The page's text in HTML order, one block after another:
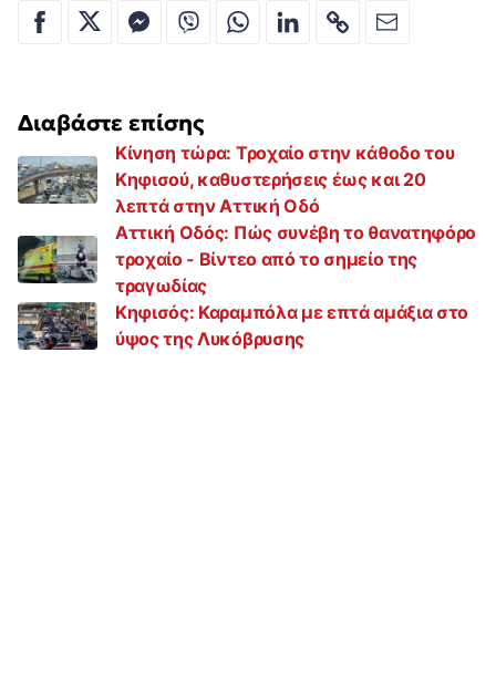
Διαβάστε επίσης
Κίνηση τώρα: Τροχαίο στην κάθοδο του
Κηφισού, καθυστερήσεις έως και 20
λεπτά στην Αττική Οδό
Αττική Οδός: Πώς συνέβη το θανατηφόρο
τροχαίο - Βίντεο από το σημείο της
τραγωδίας
Κηφισός: Καραμπόλα με επτά αμάξια στο
ύψος της Λυκόβρυσης